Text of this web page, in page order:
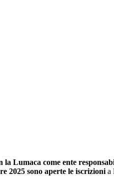
Lumaca come ente
2025 sono aperte le iscrizioni a